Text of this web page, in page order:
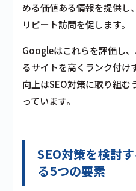
める価値ある情報を提供し
リピート訪問を促します。
Googleはこれらを評価し
るサイトを高くランク付け
向上はSEO対策に取り組む
っています。
SEO対策を検討
る5つの要素